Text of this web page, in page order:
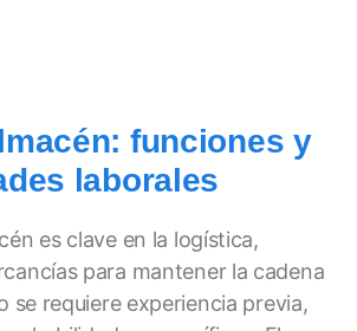
funciones y
laborales
es clave en la logística,
para mantener la cadena
se requiere experiencia previa,